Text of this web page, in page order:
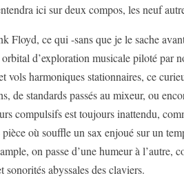
ici sur deux compos, les neuf
ce qui -sans que je le sache
d’exploration musicale piloté par
harmoniques stationnaires, ce
de standards passés au mixeur, ou
compulsifs est toujours inattendu,
pièce où souffle un sax enjoué sur un
on passe d’une humeur à l’autre,
abyssales des claviers.